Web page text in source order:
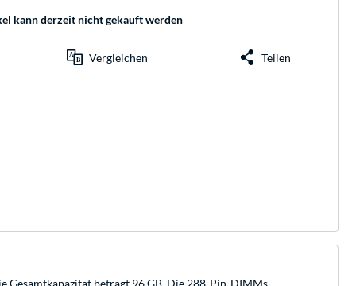
kann derzeit nicht gekauft werden
Vergleichen Teilen